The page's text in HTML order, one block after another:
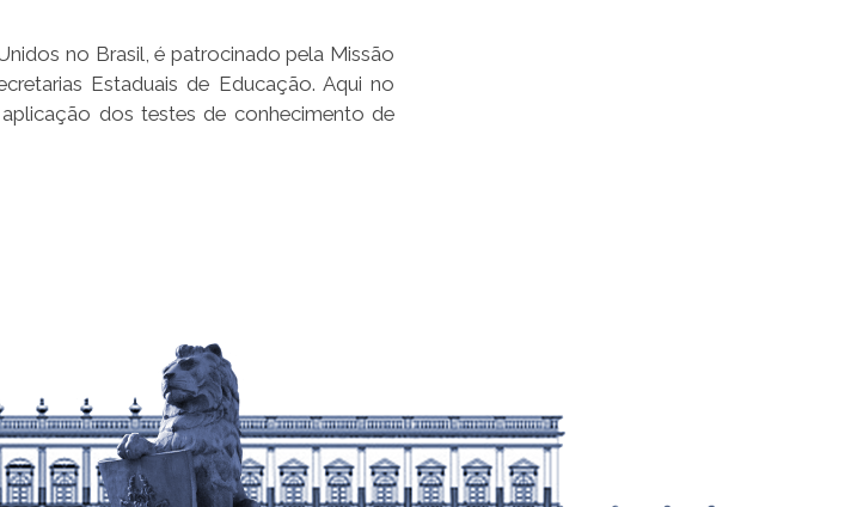
no Brasil, é patrocinado pela Missão
Estaduais de Educação. Aqui no
dos testes de conhecimento de